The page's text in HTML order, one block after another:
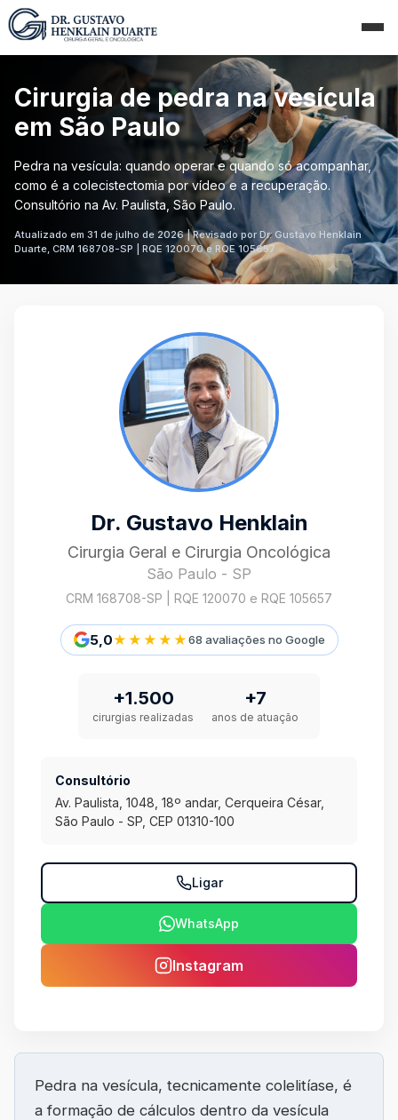
Cirurgia de pedra na vesícula
em São Paulo
Pedra na vesícula: quando operar e quando só acompanhar,
como é a colecistectomia por vídeo e a recuperação.
Consultório na Av. Paulista, São Paulo.
Atualizado em 31 de julho de 2026 | Revisado por Dr. Gustavo Henklain
Duarte, CRM 168708-SP | RQE 120070 e RQE 105657
Pedra na vesícula, tecnicamente colelitíase, é
a formação de cálculos dentro da vesícula
Dr. Gustavo Henklain
Cirurgia Geral e Cirurgia Oncológica
São Paulo - SP
CRM 168708-SP | RQE 120070 e RQE 105657
5,0★★★★★68 avaliações no Google
+1.500
cirurgias realizadas
+7
anos de atuação
Consultório
Av. Paulista, 1048, 18º andar, Cerqueira César,
São Paulo - SP, CEP 01310-100
Ligar
WhatsApp
Instagram